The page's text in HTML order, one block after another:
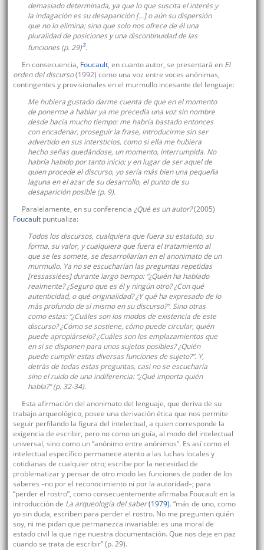
demasiado determinada, ya que lo que suscita el interés y
la indagación es su desaparición [...] o aún su dispersión
que no lo elimina; sino que solo nos ofrece de él una
pluralidad de posiciones y una discontinuidad de las
funciones (p. 29)3.
En consecuencia, Foucault, en cuanto autor, se presentará en El
orden del discurso(1992) como una voz entre voces anónimas,
contingentes y provisionales en el murmullo incesante del lenguaje:
Me hubiera gustado darme cuenta de que en el momento
de ponerme a hablar ya me precedía una voz sin nombre
desde hacía mucho tiempo: me habría bastado entonces
con encadenar, proseguir la frase, introducirme sin ser
advertido en sus intersticios, como si ella me hubiera
hecho señas quedándose, un momento, interrumpida. No
habría habido por tanto inicio; y en lugar de ser aquel de
quien procede el discurso, yo sería más bien una pequeña
laguna en el azar de su desarrollo, el punto de su
desaparición posible (p. 9).
Paralelamente, en su conferencia ¿Qué es un autor?(2005)
Foucault puntualiza:
Todos los discursos, cualquiera que fuera su estatuto, su
forma, su valor, y cualquiera que fuera el tratamiento al
que se les somete, se desarrollarían en el anonimato de un
murmullo. Ya no se escucharían las preguntas repetidas
[ressassiées] durante largo tiempo: “¿Quién ha hablado
realmente? ¿Seguro que es él y ningún otro? ¿Con qué
autenticidad, o qué originalidad? ¿Y qué ha expresado de lo
más profundo de sí mismo en su discurso?”. Sino otras
como estas: “¿Cuáles son los modos de existencia de este
discurso? ¿Cómo se sostiene, cómo puede circular, quién
puede apropiárselo? ¿Cuáles son los emplazamientos que
en sí se disponen para unos sujetos posibles? ¿Quién
puede cumplir estas diversas funciones de sujeto?”. Y,
detrás de todas estas preguntas, casi no se escucharía
sino el ruido de una indiferencia: “¿Qué importa quién
habla?” (p. 32-34).
Esta afirmación del anonimato del lenguaje, que deriva de su
trabajo arqueológico, posee una derivación ética que nos permite
seguir perfilando la figura del intelectual, a quien corresponde la
exigencia de escribir, pero no como un guía, al modo del intelectual
universal, sino como un “anónimo entre anónimos”. Es así como el
intelectual específico permanece atento a las luchas locales y
cotidianas de cualquier otro; escribe por la necesidad de
problematizar y pensar de otro modo las funciones de poder de los
saberes –no por el reconocimiento ni por la autoridad–; para
“perder el rostro”, como consecuentemente afirmaba Foucault en la
introducción de La arqueología del saber(1979). “más de uno, como
yo sin duda, escriben para perder el rostro. No me pregunten quién
soy, ni me pidan que permanezca invariable: es una moral de
estado civil la que rige nuestra documentación. Que nos deje en paz
cuando se trata de escribir” (p. 29).